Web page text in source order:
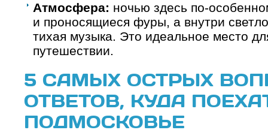
Атмосфера: ночью здесь по-
и проносящиеся фуры, а внутри
тихая музыка. Это идеальное место
путешествии.
5 САМЫХ ОСТРЫХ
ОТВЕТОВ, КУДА
ПОДМОСКОВЬЕ